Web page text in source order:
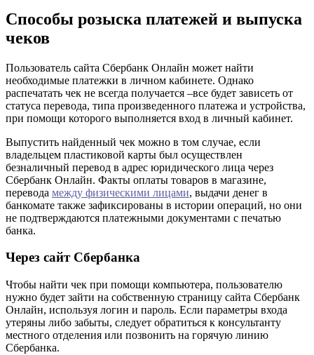
Способы розыска платежей и выпуска
чеков
Пользователь сайта Сбербанк Онлайн может найти
необходимые платежки в личном кабинете. Однако
распечатать чек не всегда получается –все будет зависеть от
статуса перевода, типа произведенного платежа и устройства,
при помощи которого выполняется вход в личный кабинет.
Выпустить найденный чек можно в том случае, если
владельцем пластиковой карты был осуществлен
безналичный перевод в адрес юридического лица через
Сбербанк Онлайн. Факты оплаты товаров в магазине,
перевода между физическими лицами, выдачи денег в
банкомате также зафиксированы в истории операций, но они
не подтверждаются платежными документами с печатью
банка.
Через сайт Сбербанка
Чтобы найти чек при помощи компьютера, пользователю
нужно будет зайти на собственную страницу сайта Сбербанк
Онлайн, используя логин и пароль. Если параметры входа
утеряны либо забыты, следует обратиться к консультанту
местного отделения или позвонить на горячую линию
Сбербанка.